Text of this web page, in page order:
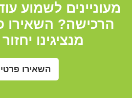
מעוניינים לשמוע
הרכישה? השאירו
מנציגינו
השאירו